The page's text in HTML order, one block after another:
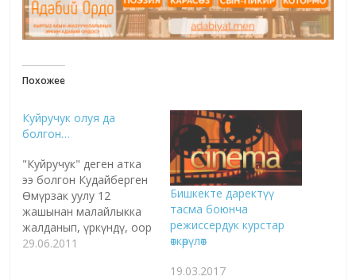
Похожее
Куйручук олуя да
болгон…
"Куйручук" деген атка
ээ болгон Кудайберген
Өмүрзак уулу 12
жашынан малайлыкка
жалданып, үркүндү, оор
турмушту башынан
29.06.2011
Бишкекте даректүү
тасма боюнча
режиссердук курстар
өткөрүлөт
19.03.2017